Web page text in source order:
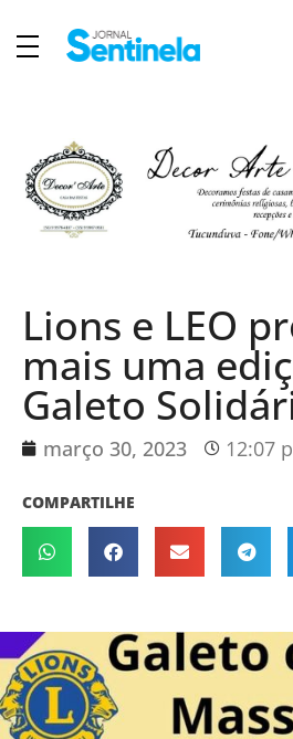
Lions e LEO
mais uma
Galeto
março 30, 2023 12:07
COMPARTILHE